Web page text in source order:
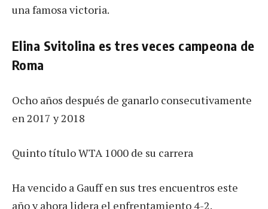
una famosa victoria.
Elina Svitolina es tres veces campeona de
Roma
Ocho años después de ganarlo consecutivamente
en 2017 y 2018
Quinto título WTA 1000 de su carrera
Ha vencido a Gauff en sus tres encuentros este
año y ahora lidera el enfrentamiento 4-2.